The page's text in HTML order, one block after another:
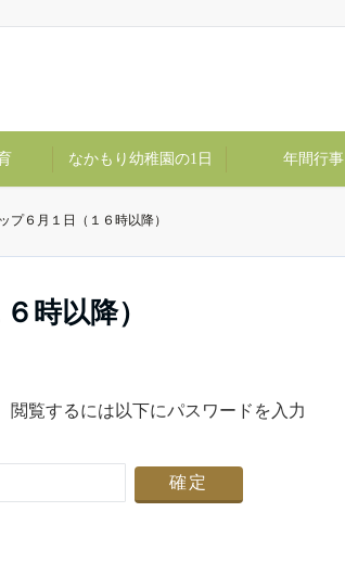
なかもり幼稚園の1日 年間行事
プ６月１日（１６時以降）
時以降）
閲覧するには以下にパスワードを入力